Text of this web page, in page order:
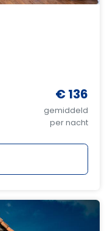
€ 136
gemiddeld
per nacht